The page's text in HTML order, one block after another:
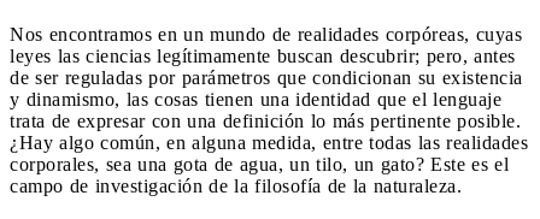
Nos encontramos en un mundo de realidades corpóreas, cuyas
leyes las ciencias legítimamente buscan descubrir; pero, antes
de ser reguladas por parámetros que condicionan su existencia
y dinamismo, las cosas tienen una identidad que el lenguaje
trata de expresar con una definición lo más pertinente posible.
¿Hay algo común, en alguna medida, entre todas las realidades
corporales, sea una gota de agua, un tilo, un gato? Este es el
campo de investigación de la filosofía de la naturaleza.